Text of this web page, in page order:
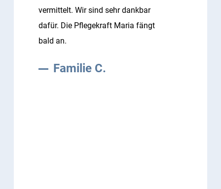
vermittelt. Wir sind sehr dankbar
dafür. Die Pflegekraft Maria fängt
bald an.
Familie C.